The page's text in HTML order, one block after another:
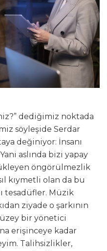
dediğimiz noktada
söyleşide Serdar
değiniyor: İnsanı
aslında bizi yapay
öngörülmezlik
kıymetli olan da bu
tesadüfler. Müzik
ziyade o şarkının
bir yönetici
erişinceye kadar
Talihsizlikler,